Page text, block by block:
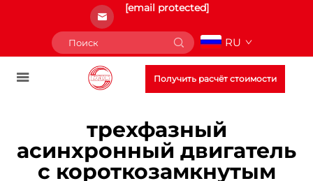
[email protected]
RU
Получить расчёт стоимости
трехфазный
асинхронный двигатель
с короткозамкнутым